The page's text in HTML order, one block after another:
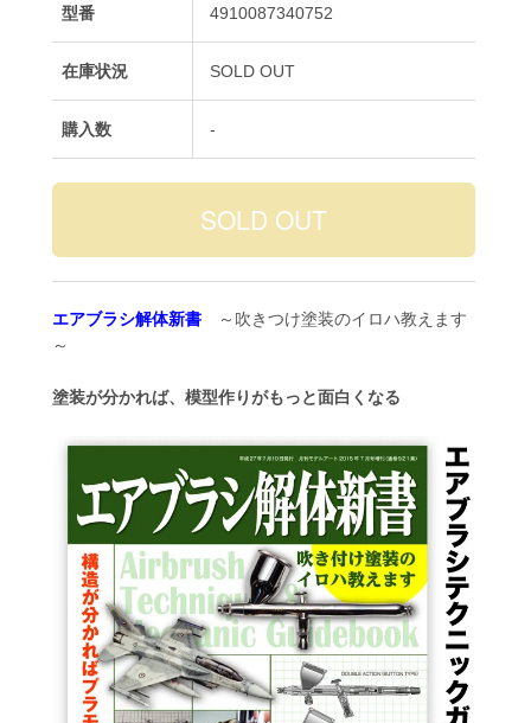
型番 4910087340752
在庫状況 SOLD OUT
購入数 -
エアブラシ解体新書～吹きつけ塗装のイロハ教えます
～
塗装が分かれば、模型作りがもっと面白くなる